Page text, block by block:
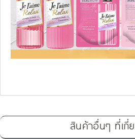
สินค้าอื่นๆ ที่เกี่